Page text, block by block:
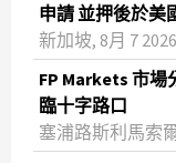
申請 並押後於美
新加坡, 8月 7
FP Markets 市
臨十字路口
塞浦路斯利馬索